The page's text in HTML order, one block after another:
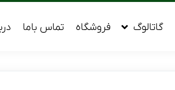
گاتالوگ فروشگاه تماس باما